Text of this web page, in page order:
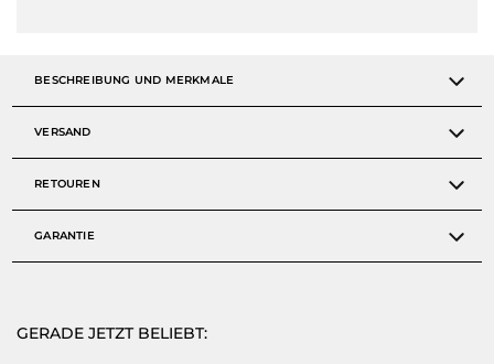
BESCHREIBUNG UND MERKMALE
VERSAND
RETOUREN
GARANTIE
GERADE JETZT BELIEBT: